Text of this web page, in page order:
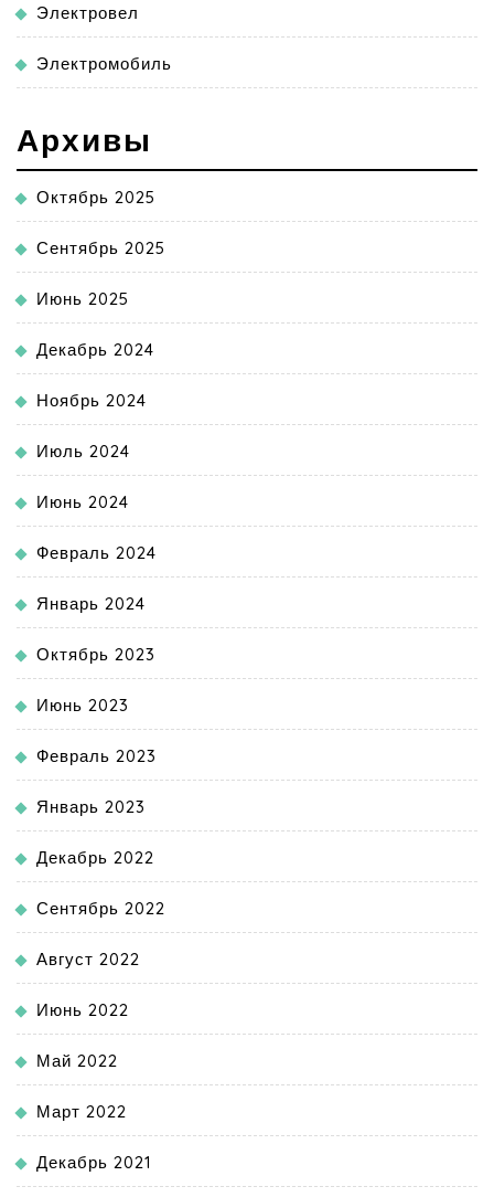
Электровел
Электромобиль
Архивы
Октябрь 2025
Сентябрь 2025
Июнь 2025
Декабрь 2024
Ноябрь 2024
Июль 2024
Июнь 2024
Февраль 2024
Январь 2024
Октябрь 2023
Июнь 2023
Февраль 2023
Январь 2023
Декабрь 2022
Сентябрь 2022
Август 2022
Июнь 2022
Май 2022
Март 2022
Декабрь 2021